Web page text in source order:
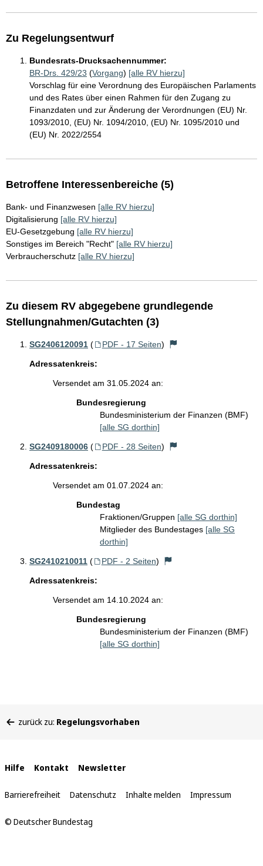
Zu Regelungsentwurf
Bundesrats-Drucksachennummer:
BR-Drs. 429/23 (Vorgang) [alle RV hierzu]
Vorschlag für eine Verordnung des Europäischen Parlaments
und des Rates über einen Rahmen für den Zugang zu
Finanzdaten und zur Änderung der Verordnungen (EU) Nr.
1093/2010, (EU) Nr. 1094/2010, (EU) Nr. 1095/2010 und
(EU) Nr. 2022/2554
Betroffene Interessenbereiche (5)
Bank- und Finanzwesen [alle RV hierzu]
Digitalisierung [alle RV hierzu]
EU-Gesetzgebung [alle RV hierzu]
Sonstiges im Bereich "Recht" [alle RV hierzu]
Verbraucherschutz [alle RV hierzu]
Zu diesem RV abgegebene grundlegende
Stellungnahmen/Gutachten (3)
SG2406120091 ( PDF - 17 Seiten)
Adressatenkreis:
Versendet am 31.05.2024 an:
Bundesregierung
Bundesministerium der Finanzen (BMF)
[alle SG dorthin]
SG2409180006 ( PDF - 28 Seiten)
Adressatenkreis:
Versendet am 01.07.2024 an:
Bundestag
Fraktionen/Gruppen [alle SG dorthin]
Mitglieder des Bundestages [alle SG
dorthin]
SG2410210011 ( PDF - 2 Seiten)
Adressatenkreis:
Versendet am 14.10.2024 an:
Bundesregierung
Bundesministerium der Finanzen (BMF)
[alle SG dorthin]
befinden
zurück zu: Regelungsvorhaben
Interne
Links
Hilfe Kontakt Newsletter
Barrierefreiheit Datenschutz Inhalte melden Impressum
© Deutscher Bundestag